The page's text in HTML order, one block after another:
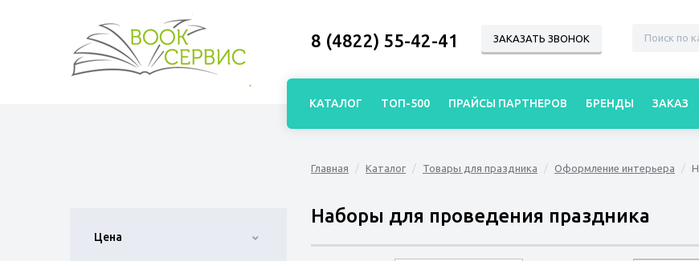
Цена
Главная Каталог Товары для праздника Оформление интерьера
Наборы для проведения праздника
8 (4822) 55-42-41 ЗАКАЗАТЬ ЗВОНОК
КАТАЛОГ ТОП-500 ПРАЙСЫ ПАРТНЕРОВ БРЕНДЫ ЗАКАЗ